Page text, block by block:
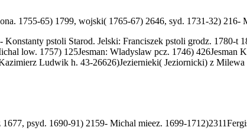
1755-65) 1799, wojski( 1765-67) 2646, syd. 1731-32) 216-
pstoli Starod. Jelski: Franciszek pstoli grodz. 1780-
low. 1757) 125Jesman: Wladyslaw pcz. 1746)
Ludwik h. 43-26626)Jeziernieki( Jeziornicki) z
psyd. 1690-91) 2159- Michal mieez. 1699-